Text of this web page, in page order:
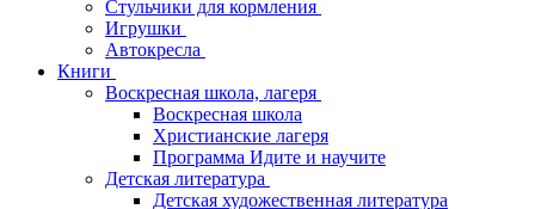
Стульчики для кормления
Игрушки
Автокресла
Книги
Воскресная школа, лагеря
Воскресная школа
Христианские лагеря
Программа Идите и научите
Детская литература
Детская художественная литература